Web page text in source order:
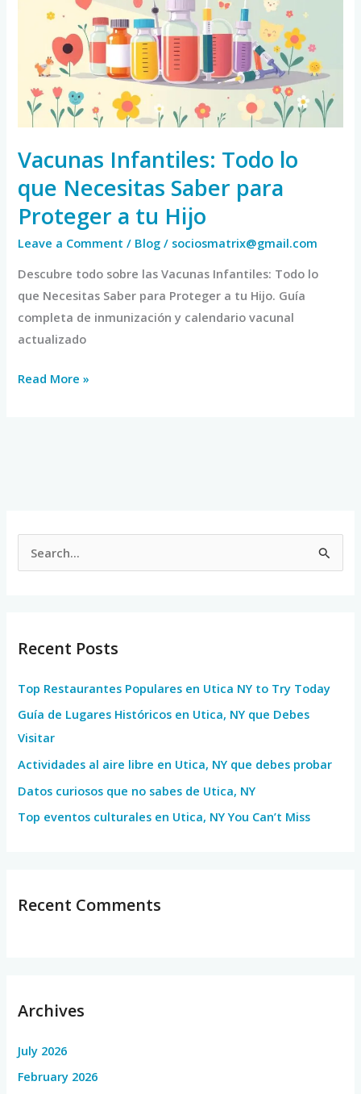
Vacunas Infantiles: Todo lo
que Necesitas Saber para
Proteger a tu Hijo
Leave a Comment / Blog / sociosmatrix@gmail.com
Descubre todo sobre las Vacunas Infantiles: Todo lo
que Necesitas Saber para Proteger a tu Hijo. Guía
completa de inmunización y calendario vacunal
actualizado
Necesitas
Saber
para
Proteger
tu
Hijo
Read More »
c
f
o
r
:
Recent Posts
Top Restaurantes Populares en Utica NY to Try Today
Guía de Lugares Históricos en Utica, NY que Debes
Visitar
Actividades al aire libre en Utica, NY que debes probar
Datos curiosos que no sabes de Utica, NY
Top eventos culturales en Utica, NY You Can’t Miss
Recent Comments
Archives
July 2026
February 2026